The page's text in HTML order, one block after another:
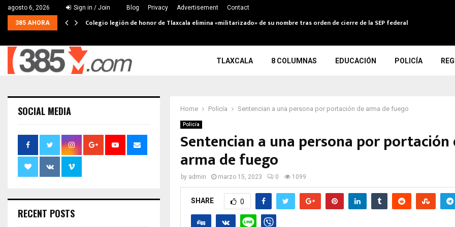
agosto 6, 2026 Sign in / Join Blog Privacy Advertisement Contact
385 AHORA Colegio legión de honor de Tlaxcala elimina «militarizado» de su nombre tras orden de cierre de la SEP federal
TLAXCALA 8 COLUMNAS EDUCACIÓN POLICÍA
Home Policía Sentencian a una persona por portación de arma de fuego
Policía
Sentencian a una persona por portación
arma de fuego
by admin marzo 15, 2023 0 1099
SHARE 0
SOCIAL MEDIA
RECENT POSTS